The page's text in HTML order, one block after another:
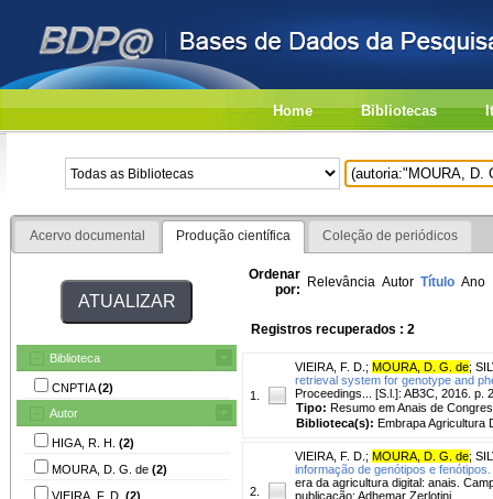
Home Bibliotecas
Acervo documental Produção científica Coleção de periódicos
Biblioteca
CNPTIA(2)
Autor
HIGA, R. H. (2)
MOURA, D. G. de (2)
VIEIRA, F. D. (2)
Ordenar
por: Relevância Autor Título Ano
Registros recuperados : 2
1.
VIEIRA, F. D. ; MOURA, D. G. de;
retrieval system for genotype and
Proceedings... [S.l.]: AB3C, 2016. p.
Tipo: Resumo em Anais de
Biblioteca(s): Embrapa Agricultura
2.
VIEIRA, F. D. ; MOURA, D. G. de;
informação de genótipos e fenótipos.
era da agricultura digital: anais.
publicação: Adhemar Zerlotini.